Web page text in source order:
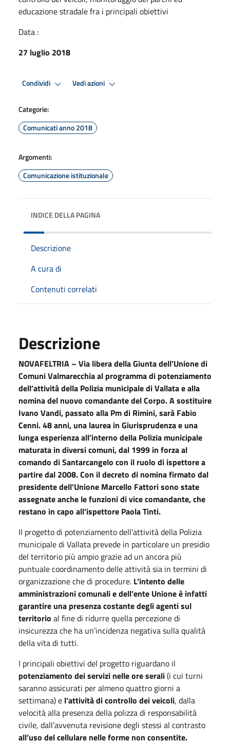
educazione stradale fra i principali obiettivi
Data :
27 luglio 2018
Condividi Vedi azioni
Categorie:
Comunicati anno 2018
Argomenti:
Comunicazione istituzionale
INDICE DELLA PAGINA
Descrizione
A cura di
Contenuti correlati
Descrizione
NOVAFELTRIA – Via libera della Giunta dell’Unione di
Comuni Valmarecchia al programma di potenziamento
dell’attività della Polizia municipale di Vallata e alla
nomina del nuovo comandante del Corpo. A sostituire
Ivano Vandi, passato alla Pm di Rimini, sarà Fabio
Cenni. 48 anni, una laurea in Giurisprudenza e una
lunga esperienza all’interno della Polizia municipale
maturata in diversi comuni, dal 1999 in forza al
comando di Santarcangelo con il ruolo di ispettore a
partire dal 2008. Con il decreto di nomina firmato dal
presidente dell’Unione Marcello Fattori sono state
assegnate anche le funzioni di vice comandante, che
restano in capo all’ispettore Paola Tinti.
Il progetto di potenziamento dell’attività della Polizia
municipale di Vallata prevede in particolare un presidio
del territorio più ampio grazie ad un ancora più
puntuale coordinamento delle attività sia in termini di
organizzazione che di procedure. L’intento delle
amministrazioni comunali e dell’ente Unione è infatti
garantire una presenza costante degli agenti sul
territorio al fine di ridurre quella percezione di
insicurezza che ha un’incidenza negativa sulla qualità
della vita di tutti.
I principali obiettivi del progetto riguardano il
potenziamento dei servizi nelle ore serali(i cui turni
saranno assicurati per almeno quattro giorni a
settimana) e l’attività di controllo dei veicoli, dalla
velocità alla presenza della polizza di responsabilità
civile, dall’avvenuta revisione degli stessi al contrasto
all’uso del cellulare nelle forme non consentite.